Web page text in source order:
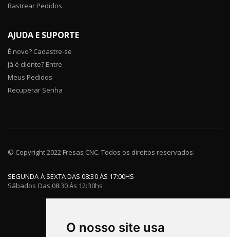
O nosso site usa
Rastrear Pedidos
AJUDA E SUPORTE
É novo? Cadastre-se
Já é cliente? Entre
Meus Pedidos
Recuperar Senha
© Copyright 2022 Fresas CNC. Todos os direitos reservados.
SEGUNDA À SEXTA DAS 08:30 ÀS 17:00HS
Sábados Das 08:30 Ás 12:30hs